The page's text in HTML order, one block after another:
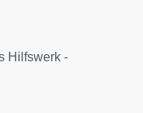
Hilfswerk -